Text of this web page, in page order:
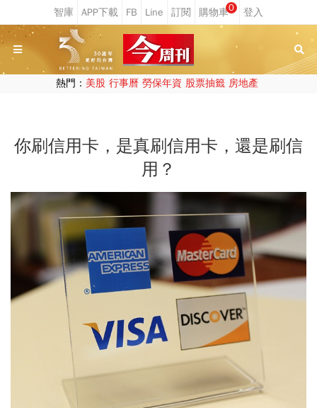
0
熱門： 美股 行事曆 勞保年資 股票抽籤 房地產
你刷信用卡，是真刷信用卡，還是刷信
用？